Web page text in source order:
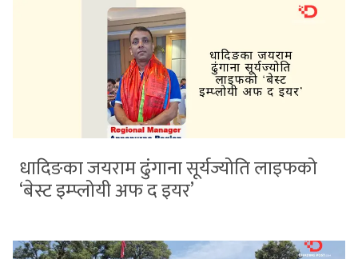
धादिङका जयराम ढुंगाना सूर्यज्योति लाइफको
‘बेस्ट इम्प्लोयी अफ द इयर’